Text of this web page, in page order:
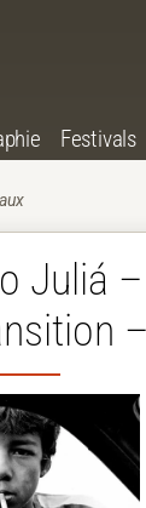
Festivals
Juliá